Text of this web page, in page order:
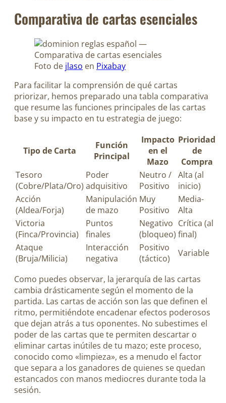
Comparativa de cartas esenciales
Foto de jlaso en Pixabay
Para facilitar la comprensión de qué cartas
priorizar, hemos preparado una tabla comparativa
que resume las funciones principales de las cartas
base y su impacto en tu estrategia de juego:
Tipo de Carta
Función
Principal
Impacto
en el
Mazo
Prioridad
de
Compra
Tesoro
(Cobre/Plata/Oro)
Poder
adquisitivo
Neutro /
Positivo
Alta (al
inicio)
Acción
(Aldea/Forja)
Manipulación
de mazo
Muy
Positivo
Media-
Alta
Victoria
(Finca/Provincia)
Puntos
finales
Negativo
(bloqueo)
Crítica (al
final)
Ataque
(Bruja/Milicia)
Interacción
negativa
Positivo
(táctico)
Variable
Como puedes observar, la jerarquía de las cartas
cambia drásticamente según el momento de la
partida. Las cartas de acción son las que definen el
ritmo, permitiéndote encadenar efectos poderosos
que dejan atrás a tus oponentes. No subestimes el
poder de las cartas que te permiten descartar o
eliminar cartas inútiles de tu mazo; este proceso,
conocido como «limpieza», es a menudo el factor
que separa a los ganadores de quienes se quedan
estancados con manos mediocres durante toda la
sesión.